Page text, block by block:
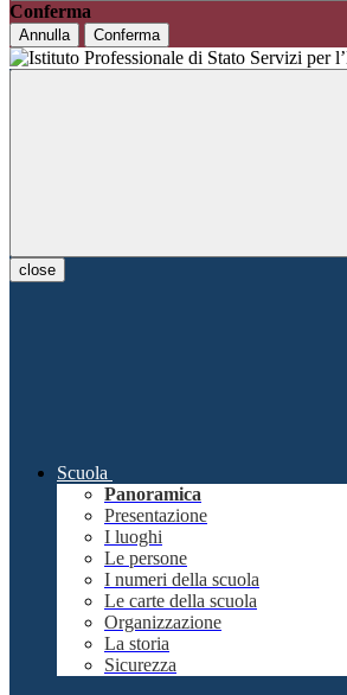
Conferma
Annulla Conferma
close
Scuola
Panoramica
Presentazione
I luoghi
Le persone
I numeri della scuola
Le carte della scuola
Organizzazione
La storia
Sicurezza